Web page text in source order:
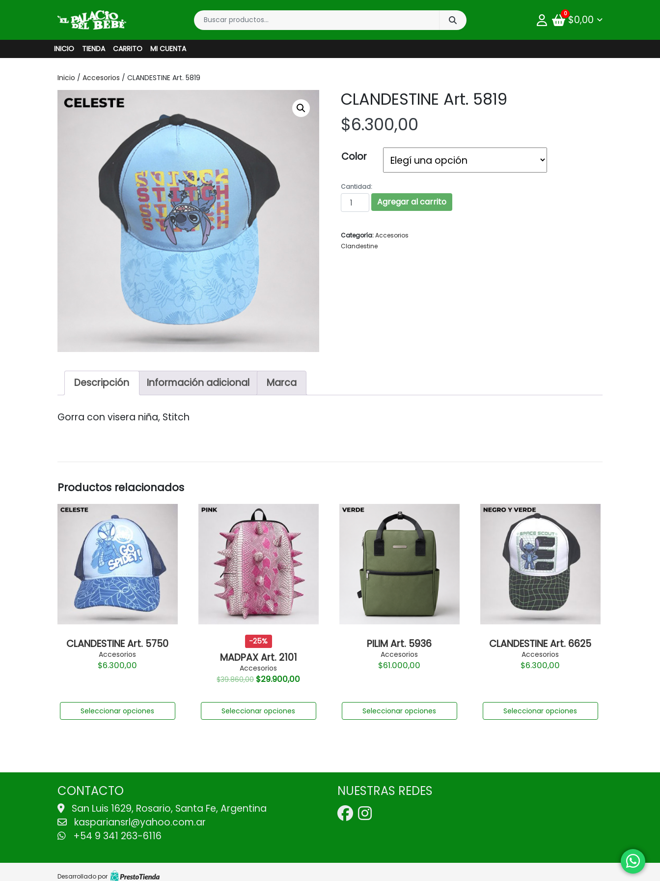
0$0,00
INICIO TIENDA CARRITO MI CUENTA
Inicio / Accesorios / CLANDESTINE Art. 5819
CLANDESTINE Art. 5819
$6.300,00
Color
Cantidad:
CLANDESTINE Art. 5819 cantidad
Agregar al carrito
Categoría:Accesorios
Clandestine
Descripción Información adicional Marca
Gorra con visera niña, Stitch
Productos relacionados
CLANDESTINE Art. 5750
Accesorios
$6.300,00
Seleccionar opciones
-25%
MADPAX Art. 2101
Accesorios
$39.860,00 $29.900,00
Seleccionar opciones
PILIM Art. 5936
Accesorios
$61.000,00
Seleccionar opciones
CLANDESTINE Art. 6625
Accesorios
$6.300,00
Seleccionar opciones
CONTACTO
San Luis 1629, Rosario, Santa Fe, Argentina
kaspariansrl@yahoo.com.ar
+54 9 341 263-6116
NUESTRAS REDES
Desarrollado por